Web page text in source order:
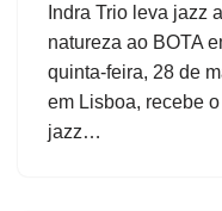
Indra Trio leva jazz
natureza ao BOTA
quinta-feira, 28 de
em Lisboa, recebe
jazz…